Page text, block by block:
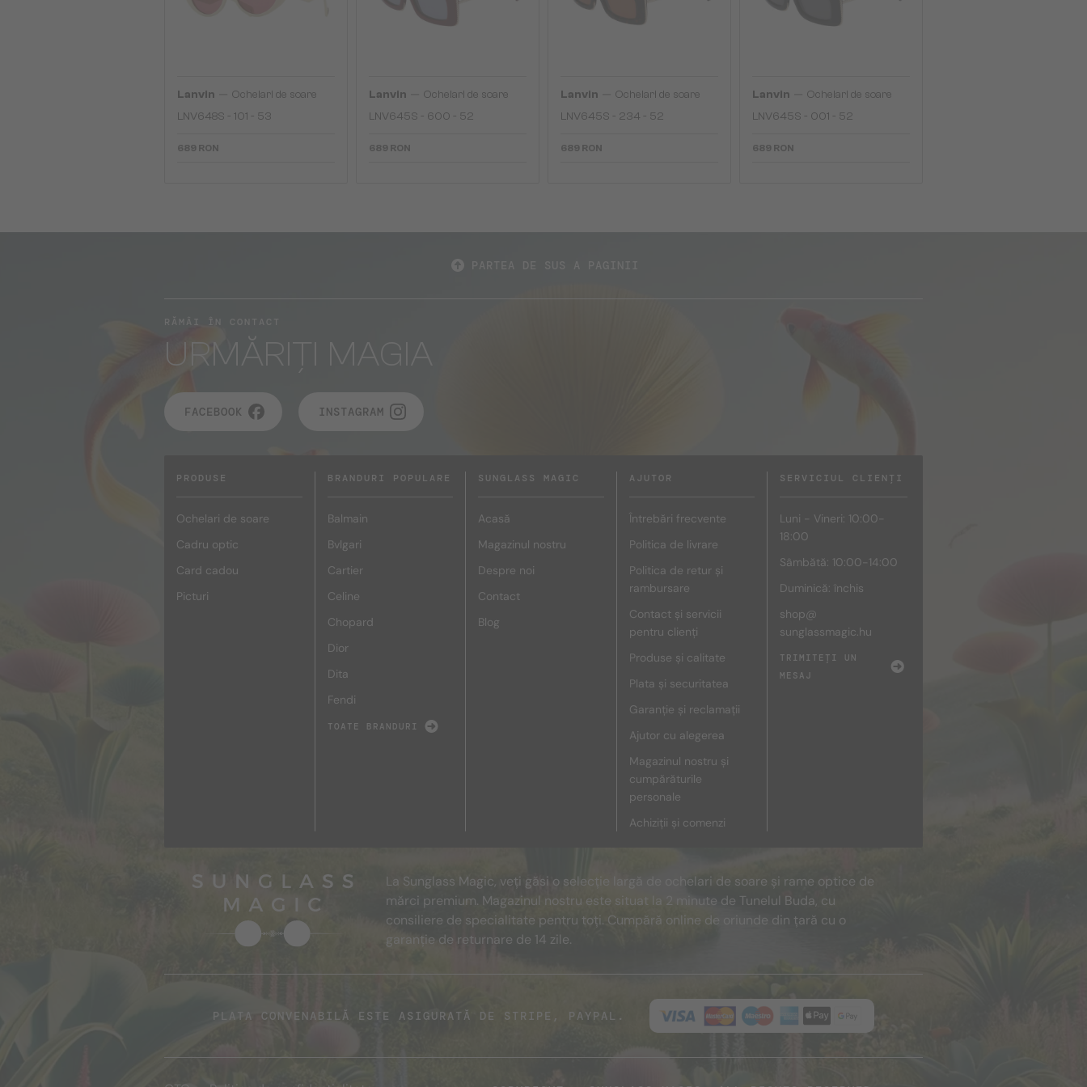
Lanvin
Ochelari de soare
LNV648S - 101 - 53
689 RON
Lanvin
Ochelari de soare
LNV645S - 600 - 52
689 RON
Lanvin
Ochelari de soare
LNV645S - 234 - 52
689 RON
Lanvin
Ochelari de soare
LNV645S - 001 - 52
689 RON
RĂMÂI ÎN CONTACT
URMĂRIȚI MAGIA
FACEBOOK INSTAGRAM
PRODUSE
Ochelari de soare
Cadru optic
Card cadou
Picturi
BRANDURI POPULARE
Balmain
Bvlgari
Cartier
Celine
Chopard
Dior
Dita
Fendi
TOATE BRANDURI
SUNGLASS MAGIC
Acasă
Magazinul nostru
Despre noi
Contact
Blog
AJUTOR
Întrebări frecvente
Politica de livrare
Politica de retur și
rambursare
Contact și servicii
pentru clienți
Produse și calitate
Plata și securitatea
Garanție și reclamații
Ajutor cu alegerea
Magazinul nostru și
cumpărăturile
personale
Achiziții și comenzi
SERVICIUL CLIENȚI
Luni - Vineri: 10:00-
18:00
Sâmbătă: 10:00-14:00
Duminică: închis
shop@
sunglassmagic.hu
TRIMITEȚI UN
MESAJ
La Sunglass Magic, veți găsi o selecție largă de ochelari de soare și rame optice de
mărci premium. Magazinul nostru este situat la 2 minute de Tunelul Buda, cu
consiliere de specialitate pentru toți. Cumpără online de oriunde din țară cu o
garanție de returnare de 14 zile.
PLATA CONVENABILĂ ESTE ASIGURATĂ DE STRIPE, PAYPAL.